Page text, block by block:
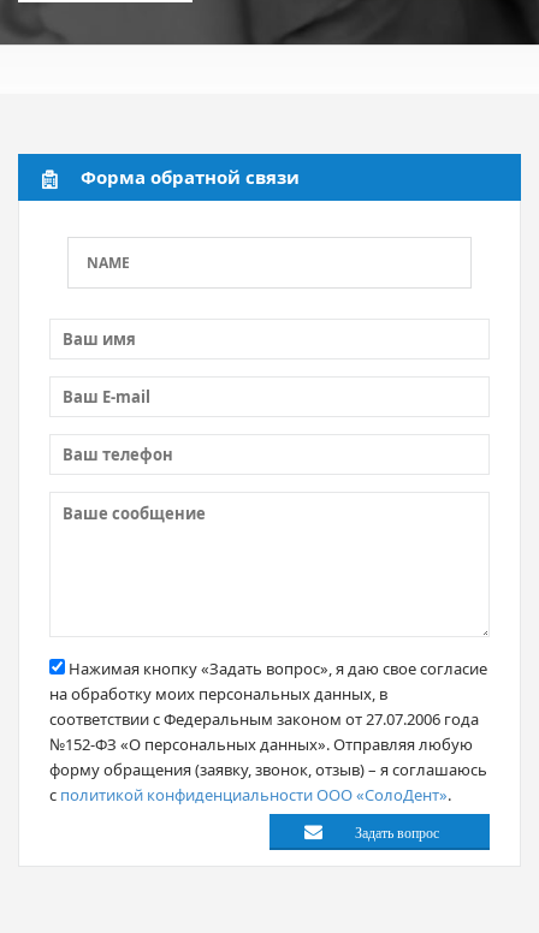
Форма обратной связи
Нажимая кнопку «Задать вопрос», я даю свое согласие
на обработку моих персональных данных, в
соответствии с Федеральным законом от 27.07.2006 года
№152-ФЗ «О персональных данных». Отправляя любую
форму обращения (заявку, звонок, отзыв) – я соглашаюсь
с политикой конфиденциальности ООО «СолоДент».